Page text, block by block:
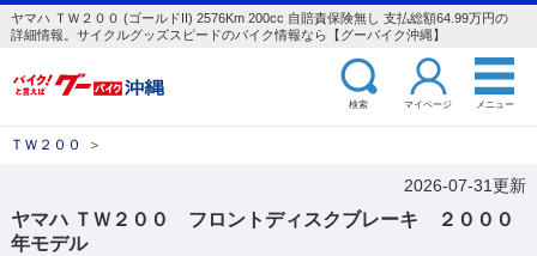
ヤマハ ＴＷ２００ (ゴールドII) 2576Km 200cc 自賠責保険無し 支払総額64.99万円の
詳細情報。サイクルグッズスピードのバイク情報なら【グーバイク沖縄】
検索 マイページ メニュー
ＴＷ２００ ＞
2026-07-31更新
ヤマハ ＴＷ２００ フロントディスクブレーキ ２０００
年モデル